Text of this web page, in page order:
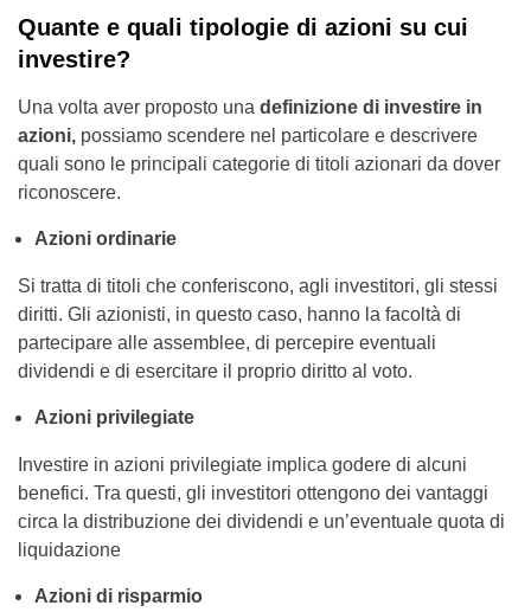
Quante e quali tipologie di azioni su cui
investire?
Una volta aver proposto una definizione di investire in
azioni, possiamo scendere nel particolare e descrivere
quali sono le principali categorie di titoli azionari da dover
riconoscere.
Azioni ordinarie
Si tratta di titoli che conferiscono, agli investitori, gli stessi
diritti. Gli azionisti, in questo caso, hanno la facoltà di
partecipare alle assemblee, di percepire eventuali
dividendi e di esercitare il proprio diritto al voto.
Azioni privilegiate
Investire in azioni privilegiate implica godere di alcuni
benefici. Tra questi, gli investitori ottengono dei vantaggi
circa la distribuzione dei dividendi e un’eventuale quota di
liquidazione
Azioni di risparmio